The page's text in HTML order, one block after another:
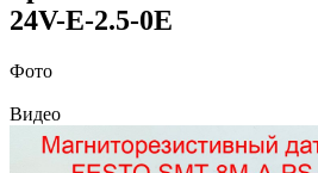
24V-E-2.5-0E
Фото
Видео